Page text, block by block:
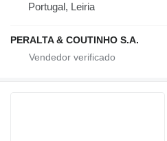
Portugal, Leiria
PERALTA & COUTINHO S.A.